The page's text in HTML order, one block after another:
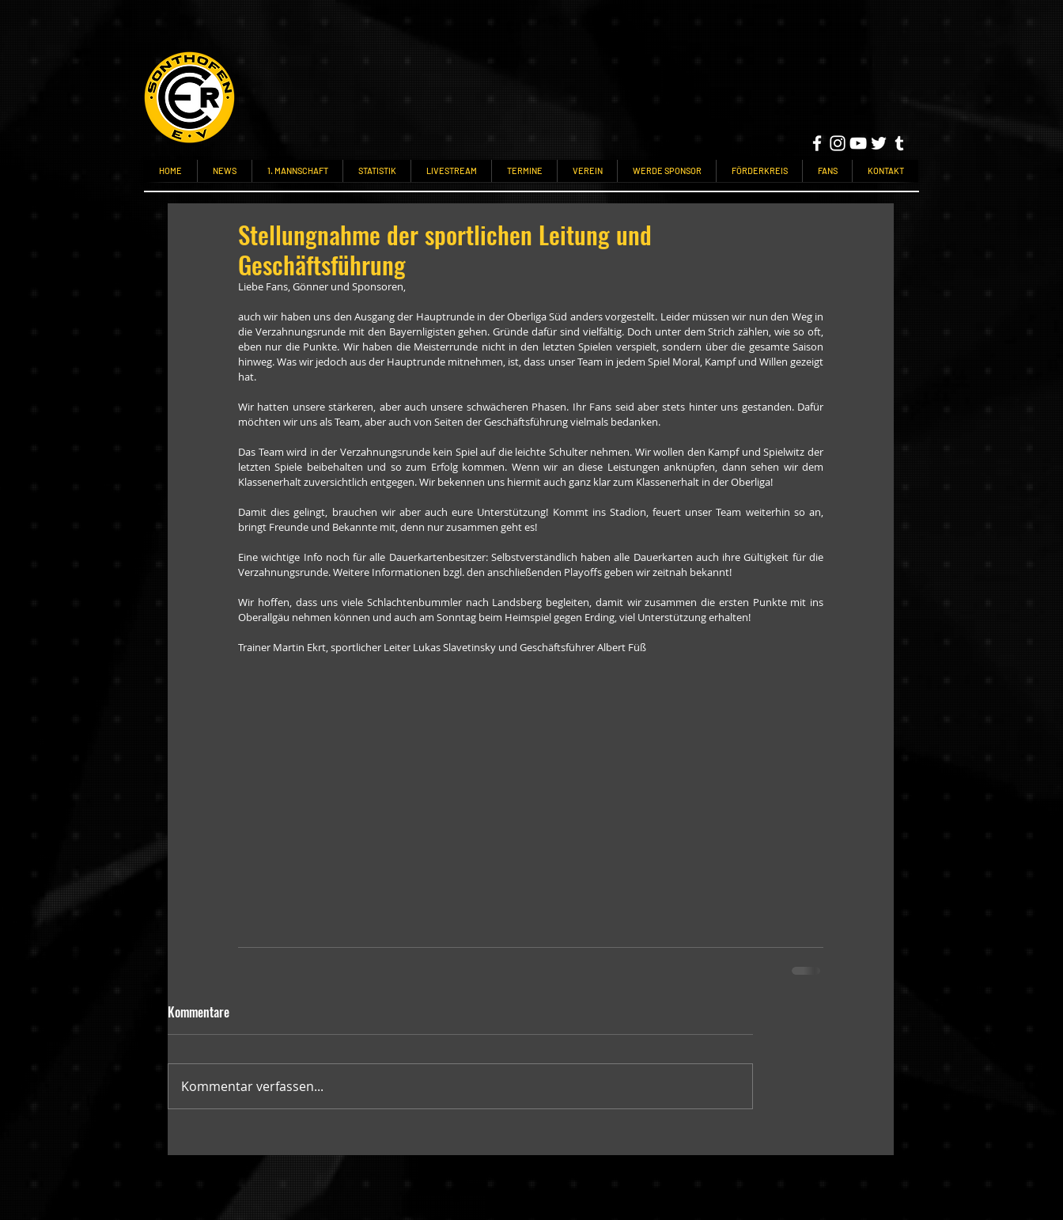
HOME NEWS 1. MANNSCHAFT STATISTIK LIVESTREAM TERMINE VEREIN WERDE SPONSOR FÖRDERKREIS FANS KONTAKT
Stellungnahme der sportlichen Leitung und
Geschäftsführung
Liebe Fans, Gönner und Sponsoren,
auch wir haben uns den Ausgang der Hauptrunde in der Oberliga Süd anders vorgestellt. Leider müssen wir nun den Weg in
die Verzahnungsrunde mit den Bayernligisten gehen. Gründe dafür sind vielfältig. Doch unter dem Strich zählen, wie so oft,
eben nur die Punkte. Wir haben die Meisterrunde nicht in den letzten Spielen verspielt, sondern über die gesamte Saison
hinweg. Was wir jedoch aus der Hauptrunde mitnehmen, ist, dass unser Team in jedem Spiel Moral, Kampf und Willen gezeigt
hat.
Wir hatten unsere stärkeren, aber auch unsere schwächeren Phasen. Ihr Fans seid aber stets hinter uns gestanden. Dafür
möchten wir uns als Team, aber auch von Seiten der Geschäftsführung vielmals bedanken.
Das Team wird in der Verzahnungsrunde kein Spiel auf die leichte Schulter nehmen. Wir wollen den Kampf und Spielwitz der
letzten Spiele beibehalten und so zum Erfolg kommen. Wenn wir an diese Leistungen anknüpfen, dann sehen wir dem
Klassenerhalt zuversichtlich entgegen. Wir bekennen uns hiermit auch ganz klar zum Klassenerhalt in der Oberliga!
Damit dies gelingt, brauchen wir aber auch eure Unterstützung! Kommt ins Stadion, feuert unser Team weiterhin so an,
bringt Freunde und Bekannte mit, denn nur zusammen geht es!
Eine wichtige Info noch für alle Dauerkartenbesitzer: Selbstverständlich haben alle Dauerkarten auch ihre Gültigkeit für die
Verzahnungsrunde. Weitere Informationen bzgl. den anschließenden Playoffs geben wir zeitnah bekannt!
Wir hoffen, dass uns viele Schlachtenbummler nach Landsberg begleiten, damit wir zusammen die ersten Punkte mit ins
Oberallgäu nehmen können und auch am Sonntag beim Heimspiel gegen Erding, viel Unterstützung erhalten!
Trainer Martin Ekrt, sportlicher Leiter Lukas Slavetinsky und Geschäftsführer Albert Füß
Kommentare
Kommentar verfassen...